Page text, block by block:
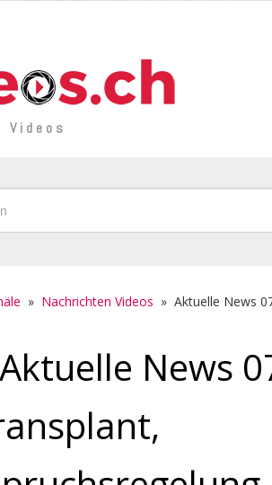
Videos
» Nachrichten Videos » Aktuelle News
News